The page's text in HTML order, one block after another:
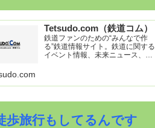
Tetsudo.com（鉄道コム）
鉄道ファンのための“みんなで作
る”鉄道情報サイト。鉄道に関する
イベント情報、未来ニュース、車
ク集や、参加型ゲーム「駅つなゲ
歩旅行もしてるんです